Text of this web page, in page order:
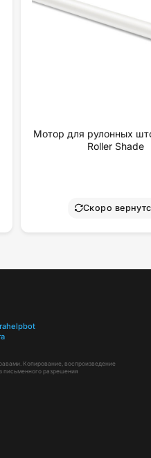
Мотор для рулонных
Roller Shade
Скоро
Копирование, воспроизведение
письменного разрешения